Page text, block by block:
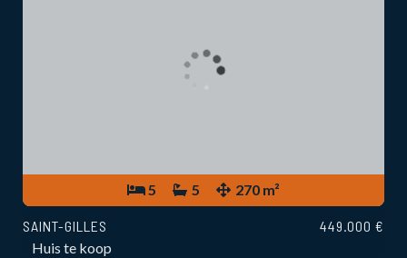
5 5 270 m²
SAINT-GILLES
Huis te koop
449.000 €